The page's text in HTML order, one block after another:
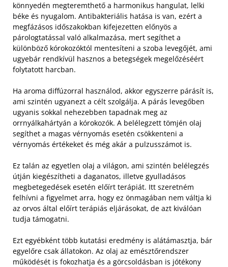
könnyedén megteremthető a harmonikus hangulat, lelki
béke és nyugalom. Antibakteriális hatása is van, ezért a
megfázásos időszakokban kifejezetten előnyös a
párologtatással való alkalmazása, mert segíthet a
különböző kórokozóktól mentesíteni a szoba levegőjét, ami
ugyebár rendkívül hasznos a betegségek megelőzéséért
folytatott harcban.
Ha aroma diffúzorral használod, akkor egyszerre párásít is,
ami szintén ugyanezt a célt szolgálja. A párás levegőben
ugyanis sokkal nehezebben tapadnak meg az
orrnyálkahártyán a kórokozók. A belélegzett tömjén olaj
segíthet a magas vérnyomás esetén csökkenteni a
vérnyomás értékeket és még akár a pulzusszámot is.
Ez talán az egyetlen olaj a világon, ami szintén belélegzés
útján kiegészítheti a daganatos, illetve gyulladásos
megbetegedések esetén előírt terápiát. Itt szeretném
felhívni a figyelmet arra, hogy ez önmagában nem váltja ki
az orvos által előírt terápiás eljárásokat, de azt kiválóan
tudja támogatni.
Ezt egyébként több kutatási eredmény is alátámasztja, bár
egyelőre csak állatokon. Az olaj az emésztőrendszer
működését is fokozhatja és a görcsoldásban is jótékony